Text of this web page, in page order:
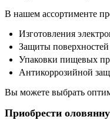
В нашем ассортименте
Изготовления
Защиты
Упаковки пищевых
Антикоррозийной
Вы можете выбрать
Приобрести